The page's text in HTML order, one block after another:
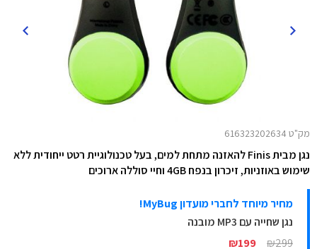
מק"ט 616323202634
נגן מבית Finis להאזנה מתחת למים, בעל טכנולוגיית רטט ייחודית ללא
שימוש באוזניות, זיכרון בנפח 4GB וחיי סוללה ארוכים
מחיר מיוחד לחברי מועדון MyBug!
נגן שחייה עם MP3 מובנה
₪299
₪199